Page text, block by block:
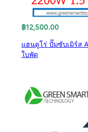
฿12,500.00
แฮนดูโร่ ปั๊มซับเมิร์ส
ใบพัด